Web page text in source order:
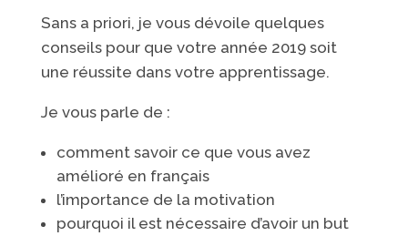
Sans a priori, je vous dévoile quelques
conseils pour que votre année 2019 soit
une réussite dans votre apprentissage.
Je vous parle de :
comment savoir ce que vous avez
amélioré en français
l’importance de la motivation
pourquoi il est nécessaire d’avoir un but